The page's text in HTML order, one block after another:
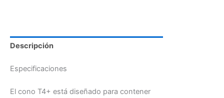
Descripción
Especificaciones
El cono T4+ está diseñado para contener